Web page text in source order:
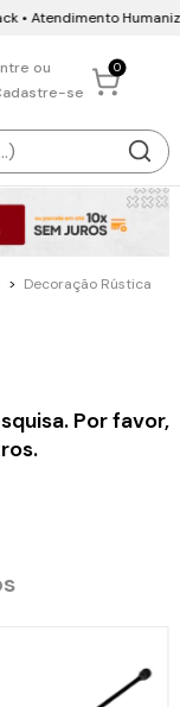
• Atendimento
ou
se
0
> Decoração Rústica
Por favor,